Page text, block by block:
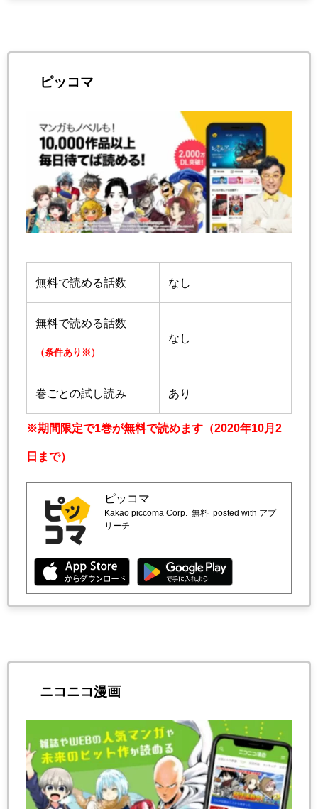
ピッコマ
無料で読める話数 なし
無料で読める話数
（条件あり※）
なし
巻ごとの試し読み あり
※期間限定で1巻が無料で読めます（2020年10月2
日まで）
ピッコマ
Kakao piccoma Corp. 無料 posted with アプ
リーチ
ニコニコ漫画